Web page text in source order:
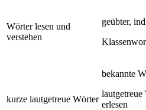
Wörter lesen und
verstehen
geübter,
kurze lautgetreue Wörter
bekannte
lautgetreue
erlesen